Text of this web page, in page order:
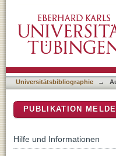
Universitätsbibliographie →
PUBLIKATION
Hilfe und Informationen